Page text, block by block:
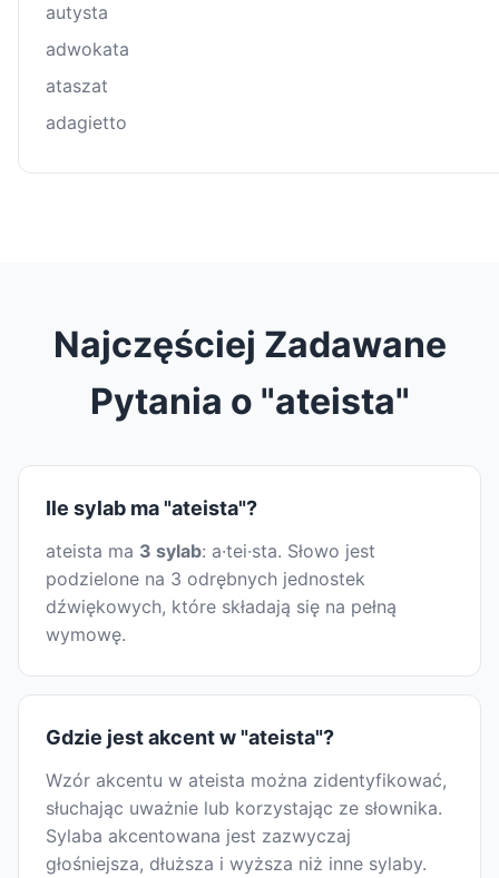
autysta
adwokata
ataszat
adagietto
Najczęściej Zadawane
Pytania o "ateista"
Ile sylab ma "ateista"?
ateista ma 3 sylab: a·tei·sta. Słowo jest
podzielone na 3 odrębnych jednostek
dźwiękowych, które składają się na pełną
wymowę.
Gdzie jest akcent w "ateista"?
Wzór akcentu w ateista można zidentyfikować,
słuchając uważnie lub korzystając ze słownika.
Sylaba akcentowana jest zazwyczaj
głośniejsza, dłuższa i wyższa niż inne sylaby.